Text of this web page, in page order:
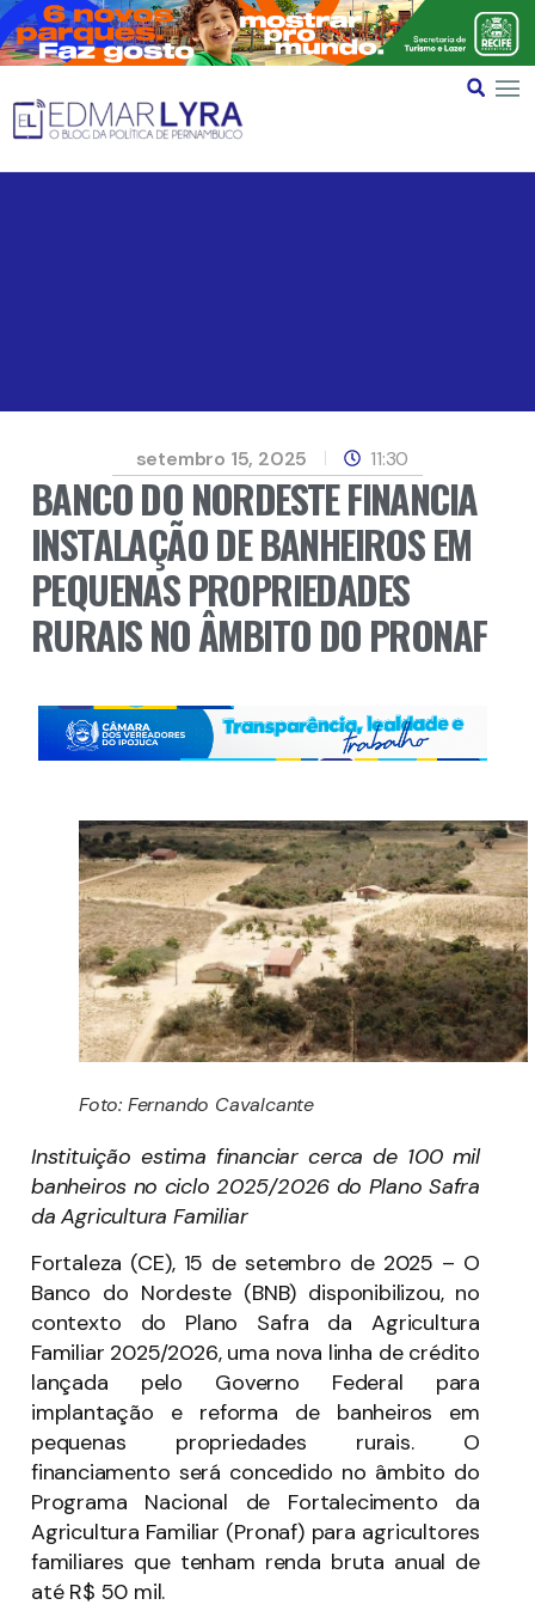
setembro 15, 2025 11:30
BANCO DO NORDESTE FINANCIA
INSTALAÇÃO DE BANHEIROS EM
PEQUENAS PROPRIEDADES
RURAIS NO ÂMBITO DO PRONAF
Foto: Fernando Cavalcante
Instituição estima financiar cerca de 100 mil
banheiros no ciclo 2025/2026 do Plano Safra
da Agricultura Familiar
Fortaleza (CE), 15 de setembro de 2025 – O
Banco do Nordeste (BNB) disponibilizou, no
contexto do Plano Safra da Agricultura
Familiar 2025/2026, uma nova linha de crédito
lançada pelo Governo Federal para
implantação e reforma de banheiros em
pequenas propriedades rurais. O
financiamento será concedido no âmbito do
Programa Nacional de Fortalecimento da
Agricultura Familiar (Pronaf) para agricultores
familiares que tenham renda bruta anual de
até R$ 50 mil.